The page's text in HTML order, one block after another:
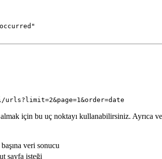
almak için bu uç noktayı kullanabilirsiniz.
veri sonucu
sayfa isteği